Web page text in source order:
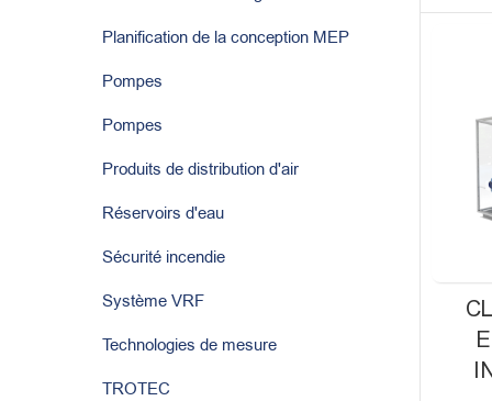
Planification de la conception MEP
Pompes
Pompes
Produits de distribution d'air
Réservoirs d'eau
Sécurité incendie
Système VRF
Technologies de mesure
TROTEC